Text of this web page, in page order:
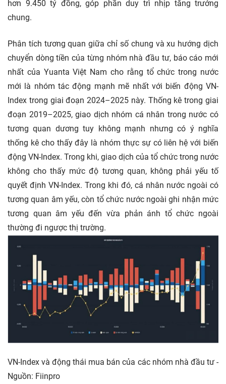
hơn 9.450 tỷ đồng, góp phần duy trì nhịp tăng trưởng
chung.
Phân tích tương quan giữa chỉ số chung và xu hướng dịch
chuyển dòng tiền của từng nhóm nhà đầu tư, báo cáo mới
nhất của Yuanta Việt Nam cho rằng tổ chức trong nước
mới là nhóm tác động mạnh mẽ nhất với biến động VN-
Index trong giai đoạn 2024–2025 này. Thống kê trong giai
đoạn 2019–2025, giao dịch nhóm cá nhân trong nước có
tương quan dương tuy không mạnh nhưng có ý nghĩa
thống kê cho thấy đây là nhóm thực sự có liên hệ với biến
động VN-Index. Trong khi, giao dịch của tổ chức trong nước
không cho thấy mức độ tương quan, không phải yếu tố
quyết định VN-Index. Trong khi đó, cá nhân nước ngoài có
tương quan âm yếu, còn tổ chức nước ngoài ghi nhận mức
tương quan âm yếu đến vừa phản ánh tổ chức ngoài
thường đi ngược thị trường.
VN-Index và động thái mua bán của các nhóm nhà đầu tư -
Nguồn: Fiinpro